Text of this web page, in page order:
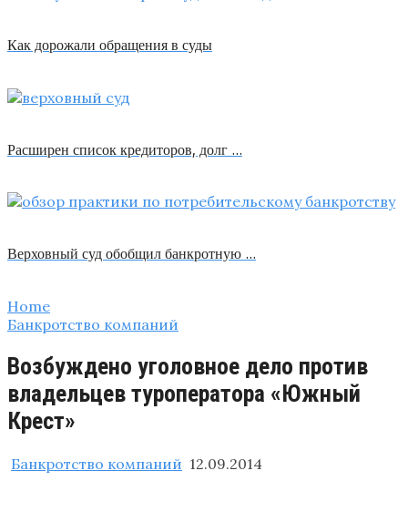
Как дорожали обращения в суды
Расширен список кредиторов, долг …
Верховный суд обобщил банкротную …
Home
Банкротство компаний
Возбуждено уголовное дело против
владельцев туроператора «Южный
Крест»
Банкротство компаний 12.09.2014